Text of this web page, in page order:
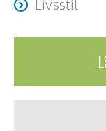
Livsstil